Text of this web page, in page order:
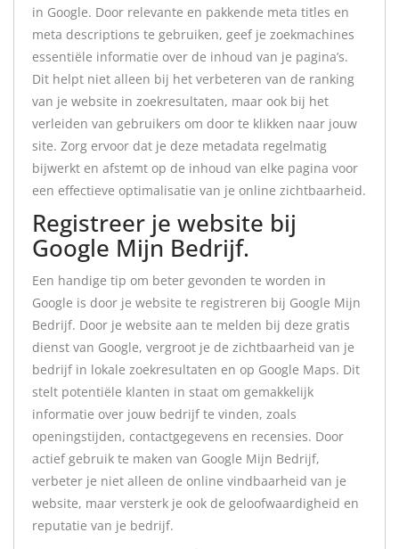
in Google. Door relevante en pakkende meta titles en
meta descriptions te gebruiken, geef je zoekmachines
essentiële informatie over de inhoud van je pagina’s.
Dit helpt niet alleen bij het verbeteren van de ranking
van je website in zoekresultaten, maar ook bij het
verleiden van gebruikers om door te klikken naar jouw
site. Zorg ervoor dat je deze metadata regelmatig
bijwerkt en afstemt op de inhoud van elke pagina voor
een effectieve optimalisatie van je online zichtbaarheid.
Registreer je website bij
Google Mijn Bedrijf.
Een handige tip om beter gevonden te worden in
Google is door je website te registreren bij Google Mijn
Bedrijf. Door je website aan te melden bij deze gratis
dienst van Google, vergroot je de zichtbaarheid van je
bedrijf in lokale zoekresultaten en op Google Maps. Dit
stelt potentiële klanten in staat om gemakkelijk
informatie over jouw bedrijf te vinden, zoals
openingstijden, contactgegevens en recensies. Door
actief gebruik te maken van Google Mijn Bedrijf,
verbeter je niet alleen de online vindbaarheid van je
website, maar versterk je ook de geloofwaardigheid en
reputatie van je bedrijf.